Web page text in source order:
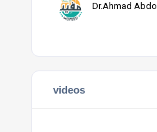
Dr.Ahmad Abdo
videos